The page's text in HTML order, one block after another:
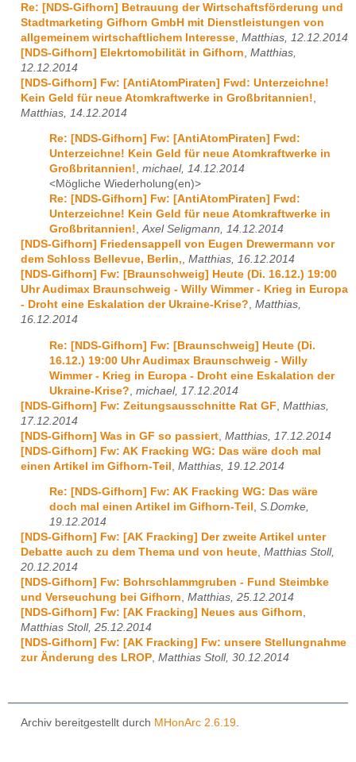
Re: [NDS-Gifhorn] Betrauung der Wirtschaftsförderung und
Stadtmarketing Gifhorn GmbH mit Dienstleistungen von
allgemeinem wirtschaftlichem Interesse Matthias, 12.12.2014
[NDS-Gifhorn] Elekrtomobilität in Gifhorn Matthias,
12.12.2014
[NDS-Gifhorn] Fw: [AntiAtomPiraten] Fwd: Unterzeichne!
Kein Geld für neue Atomkraftwerke in Großbritannien!
Matthias, 14.12.2014
Re: [NDS-Gifhorn] Fw: [AntiAtomPiraten] Fwd:
Unterzeichne! Kein Geld für neue Atomkraftwerke in
Großbritannien!, michael, 14.12.2014
<Mögliche Wiederholung(en)>
Re: [NDS-Gifhorn] Fw: [AntiAtomPiraten] Fwd:
Unterzeichne! Kein Geld für neue Atomkraftwerke in
Großbritannien!,Axel Seligmann, 14.12.2014
[NDS-Gifhorn] Friedensappell von Eugen Drewermann vor
dem Schloss Bellevue, Berlin,, Matthias, 16.12.2014
[NDS-Gifhorn] Fw: [Braunschweig] Heute (Di. 16.12.) 19:00
Uhr Audimax Braunschweig - Willy Wimmer - Krieg in Europa
- Droht eine Eskalation der Ukraine-Krise?, Matthias,
16.12.2014
Re: [NDS-Gifhorn] Fw: [Braunschweig] Heute (Di.
16.12.) 19:00 Uhr Audimax Braunschweig - Willy
Wimmer - Krieg in Europa - Droht eine Eskalation der
Ukraine-Krise? michael, 17.12.2014
[NDS-Gifhorn] Fw: Zeitungsausschnitte Rat GF Matthias,
17.12.2014
[NDS-Gifhorn] Was in GF so passiert Matthias, 17.12.2014
[NDS-Gifhorn] Fw: AK Fracking WG: Das wäre doch mal
einen Artikel im Gifhorn-Teil
Matthias, 19.12.2014
Re: [NDS-Gifhorn] Fw: AK Fracking WG: Das wäre
doch mal einen Artikel im Gifhorn-Teil , S.Domke,
19.12.2014
[NDS-Gifhorn] Fw: [AK Fracking] Der zweite Artikel unter
Debatte auch zu dem Thema und von heute, Matthias Stoll,
20.12.2014
[NDS-Gifhorn] Fw: Bohrschlammgruben - Fund Steimbke
und Verseuchung bei Gifhorn, Matthias, 25.12.2014
[NDS-Gifhorn] Fw: [AK Fracking] Neues aus Gifhorn,
Matthias Stoll, 25.12.2014
[NDS-Gifhorn] Fw: [AK Fracking] Fw: unsere Stellungnahme
zur Änderung des LROP, Matthias Stoll, 30.12.2014
Archiv bereitgestellt durch MHonArc 2.6.19.